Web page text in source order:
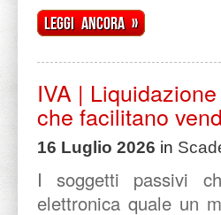
Leggi ancora »
IVA |
che facilitano
16 Luglio 2026 in
I soggetti passivi
elettronica quale un